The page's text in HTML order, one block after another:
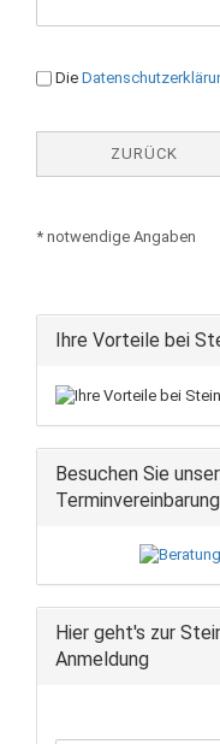
Die
ZURÜCK
* notwendige Angaben
Ihre Vorteile bei
Besuchen Sie
Terminvereinbarung
Hier geht's zur
Anmeldung